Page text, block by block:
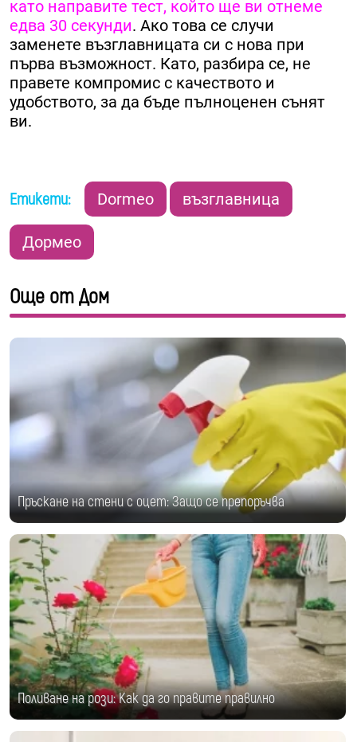
като направите тест, който ще ви отнеме
едва 30 секунди. Ако това се случи
заменете възглавницата си с нова при
първа възможност. Като, разбира се, не
правете компромис с качеството и
удобството, за да бъде пълноценен сънят
ви.
Етикети: Dormeo възглавница
Дормео
Още от Дом
Пръскане на стени с оцет: Защо се препоръчва
Поливане на рози: Как да го правите правилно